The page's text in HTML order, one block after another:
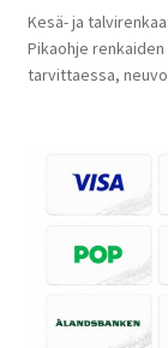
Kesä- ja
Pikaohje
tarvittaessa,